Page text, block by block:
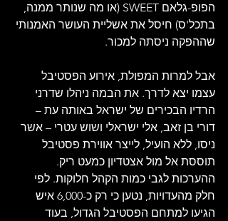
הפופ-גלאם SWEET (או מה שנותר ממנה,
בתכל'ס) חיסל את אשליית העושר האמנותי
שההפקה ניסתה למכור.
אבל למרות המפולת, אירוע הפסטיבל
עצמו יצא לדרך. את הבמה ניהלו שדרני
הרדיו הבכירים של ישראל באותה עת –
דורי בן זאב, אלי ישראלי ושוש עטרי – אשר
ניסו, ללא הועיל, לייצר אווירת פסטיבל
תוססת אל מול אצטדיון כמעט ריק.
ההערכות לגבי כמות הקהל חלוקות. לפי
חלק מהעדויות, נטען כי רק כ-6,000 איש
הגיעו למתחם הפסטיבל הגדול, בעוד